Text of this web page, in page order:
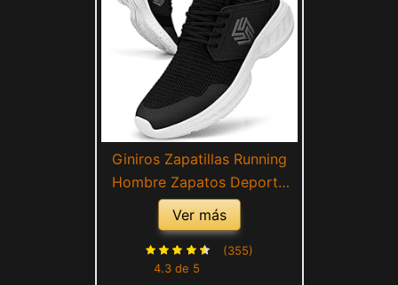
Giniros Zapatillas Running
Hombre Zapatos Deporte
Correr Jogging Caminar
Bambas Deportivas Hombre
Casual Gimnasio Fitness
Gym Atlético Trekking Tenis
Ver más
4.3 de 5
(355)